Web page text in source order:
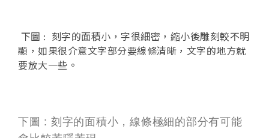
下圖 : 刻字的面積小，字很細密，縮小後雕刻較不明
顯，如果很介意文字部分要線條清晰，文字的地方就
要放大一些。
下圖 : 刻字的面積小，線條極細的部分有可能